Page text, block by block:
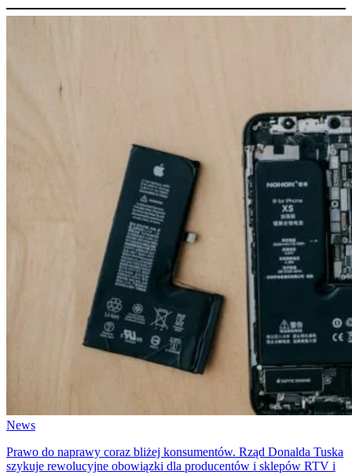
News
Prawo do naprawy coraz bliżej konsumentów. Rząd Donalda Tuska
szykuje rewolucyjne obowiązki dla producentów i sklepów RTV i